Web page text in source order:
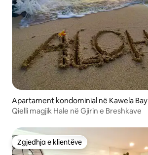
Apartament kondominial në Kawela Bay
Qielli magjik Hale në Gjirin e Breshkave
Zgjedhja e klientëve
Zgjedhja e klientëve